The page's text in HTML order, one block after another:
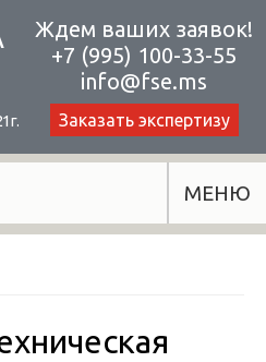
Ждем ваших заявок!
+7 (995) 100-33-55
info@fse.ms
Заказать экспертизу
МЕНЮ